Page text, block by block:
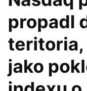
propadl
teritoria,
jako